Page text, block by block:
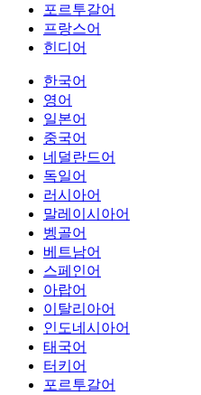
포르투갈어
프랑스어
힌디어
한국어
영어
일본어
중국어
네덜란드어
독일어
러시아어
말레이시아어
벵골어
베트남어
스페인어
아랍어
이탈리아어
인도네시아어
태국어
터키어
포르투갈어